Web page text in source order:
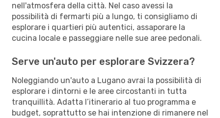
nell'atmosfera della città. Nel caso avessi la
possibilità di fermarti più a lungo, ti consigliamo di
esplorare i quartieri più autentici, assaporare la
cucina locale e passeggiare nelle sue aree pedonali.
Serve un'auto per esplorare Svizzera?
Noleggiando un'auto a Lugano avrai la possibilità di
esplorare i dintorni e le aree circostanti in tutta
tranquillità. Adatta l’itinerario al tuo programma e
budget, soprattutto se hai intenzione di rimanere nel